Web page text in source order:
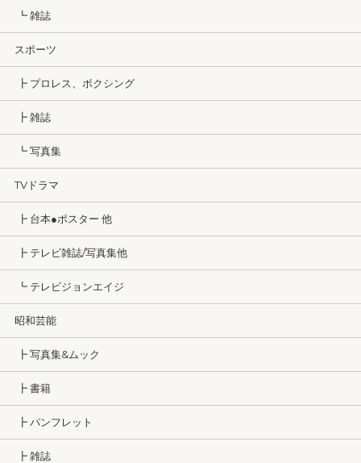
┗ 雑誌
スポーツ
┣ プロレス、ボクシング
┣ 雑誌
┗ 写真集
TVドラマ
┣ 台本●ポスター 他
┣ テレビ雑誌/写真集他
┗ テレビジョンエイジ
昭和芸能
┣ 写真集&ムック
┣ 書籍
┣ パンフレット
┣ 雑誌